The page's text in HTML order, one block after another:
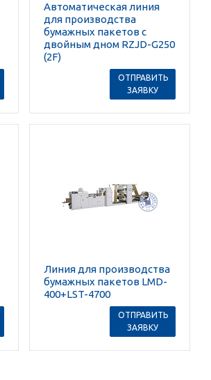
Автоматическая линия
для производства
бумажных пакетов с
двойным дном RZJD-G250
(2F)
ОТПРАВИТЬ
ЗАЯВКУ
Линия для производства
бумажных пакетов LMD-
400+LST-4700
ОТПРАВИТЬ
ЗАЯВКУ